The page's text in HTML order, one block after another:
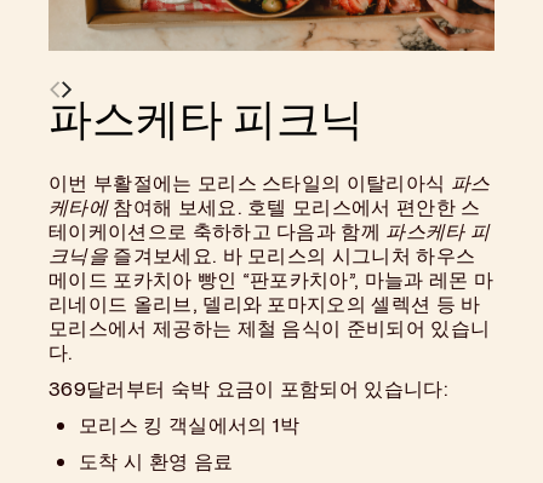
파스케타 피크닉
이번 부활절에는 모리스 스타일의 이탈리아식 파스
케타에참여해 보세요. 호텔 모리스에서 편안한 스
테이케이션으로 축하하고 다음과 함께 파스케타 피
크닉을 즐겨보세요. 바 모리스의 시그니처 하우스
메이드 포카치아 빵인 “판포카치아”, 마늘과 레몬 마
리네이드 올리브, 델리와 포마지오의 셀렉션 등 바
모리스에서 제공하는 제철 음식이 준비되어 있습니
다.
369달러부터 숙박 요금이 포함되어 있습니다:
모리스 킹 객실에서의 1박
도착 시 환영 음료